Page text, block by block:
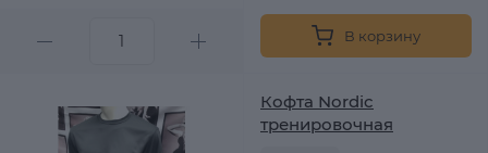
В корзину
Кофта Nordic
тренировочная